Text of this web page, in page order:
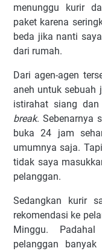
menunggu kurir
paket karena
beda jika nanti
dari rumah.
Dari agen-agen
aneh untuk sebuah
istirahat siang dan
break. Sebenarnya
buka 24 jam
umumnya saja.
tidak saya
pelanggan.
Sedangkan kurir
rekomendasi ke
Minggu.
pelanggan banyak